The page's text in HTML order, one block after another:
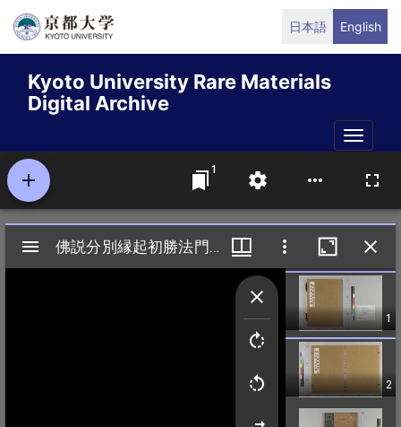
Skip
content
日本語 English
Kyoto University Rare Materials
Digital Archive
Toggle